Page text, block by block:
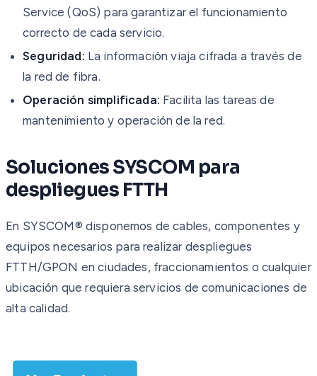
Service (QoS) para garantizar el funcionamiento
correcto de cada servicio.
Seguridad: La información viaja cifrada a través de
la red de fibra.
Operación simplificada: Facilita las tareas de
mantenimiento y operación de la red.
Soluciones SYSCOM para
despliegues FTTH
En SYSCOM® disponemos de cables, componentes y
equipos necesarios para realizar despliegues
FTTH/GPON en ciudades, fraccionamientos o cualquier
ubicación que requiera servicios de comunicaciones de
alta calidad.